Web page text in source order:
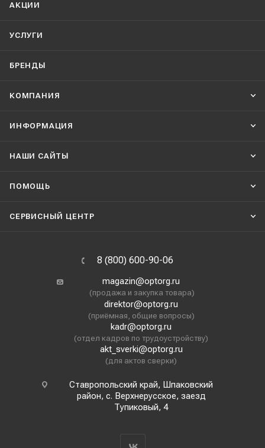
АКЦИИ
УСЛУГИ
БРЕНДЫ
КОМПАНИЯ
ИНФОРМАЦИЯ
НАШИ CАЙТЫ
ПОМОЩЬ
СЕРВИСНЫЙ ЦЕНТР
8 (800) 600-90-06
magazin@optorg.ru
(продажа и закупка товара)
direktor@optorg.ru
(приёмная, общие вопросы)
kadr@optorg.ru
(отдел кадров по трудоустройству)
akt_sverki@optorg.ru
(для актов сверки)
Ставропольский край, Шпаковский
район, с. Верхнерусское, заезд
Тупиковый, 4